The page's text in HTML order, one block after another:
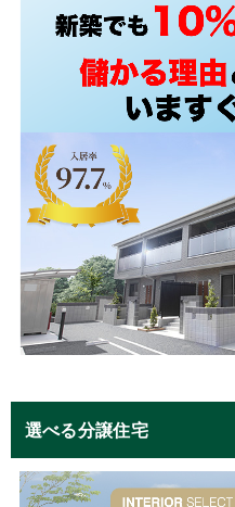
選べる分譲住宅